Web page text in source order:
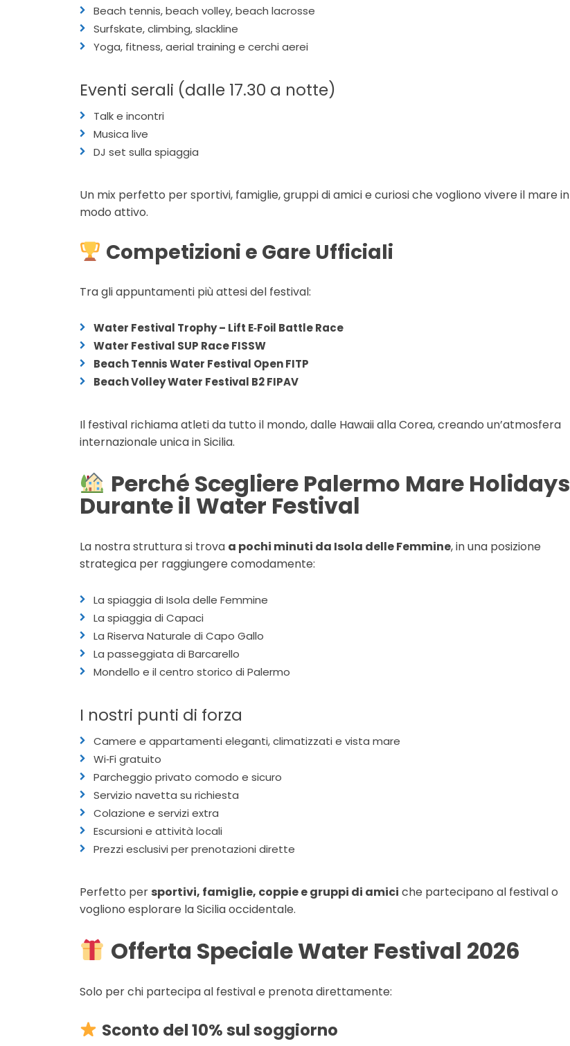
Beach tennis, beach volley, beach lacrosse
Surfskate, climbing, slackline
Yoga, fitness, aerial training e cerchi aerei
Eventi serali (dalle 17.30 a notte)
Talk e incontri
Musica live
DJ set sulla spiaggia
Un mix perfetto per sportivi, famiglie, gruppi di amici e curiosi che vogliono vivere il mare in
modo attivo.
Competizioni e Gare Ufficiali
Tra gli appuntamenti più attesi del festival:
Water Festival Trophy – Lift E‑Foil Battle Race
Water Festival SUP Race FISSW
Beach Tennis Water Festival Open FITP
Beach Volley Water Festival B2 FIPAV
Il festival richiama atleti da tutto il mondo, dalle Hawaii alla Corea, creando un’atmosfera
internazionale unica in Sicilia.
Perché Scegliere Palermo Mare Holidays
Durante il Water Festival
La nostra struttura si trova a pochi minuti da Isola delle Femmine, in una posizione
strategica per raggiungere comodamente:
La spiaggia di Isola delle Femmine
La spiaggia di Capaci
La Riserva Naturale di Capo Gallo
La passeggiata di Barcarello
Mondello e il centro storico di Palermo
I nostri punti di forza
Camere e appartamenti eleganti, climatizzati e vista mare
Wi‑Fi gratuito
Parcheggio privato comodo e sicuro
Servizio navetta su richiesta
Colazione e servizi extra
Escursioni e attività locali
Prezzi esclusivi per prenotazioni dirette
Perfetto per sportivi, famiglie, coppie e gruppi di amici che partecipano al festival o
vogliono esplorare la Sicilia occidentale.
Offerta Speciale Water Festival 2026
Solo per chi partecipa al festival e prenota direttamente:
Sconto del 10% sul soggiorno